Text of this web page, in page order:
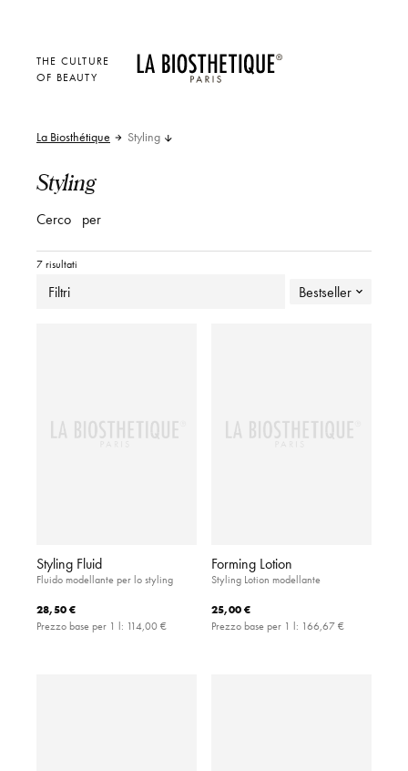
THE CULTURE
OF BEAUTY
La Biosthétique Styling
Styling
Cerco per
7 risultati
Filtri Bestseller
Styling Fluid
Fluido modellante per lo styling
28,50 €
Prezzo base per 1 l: 114,00 €
Forming Lotion
Styling Lotion modellante
25,00 €
Prezzo base per 1 l: 166,67 €